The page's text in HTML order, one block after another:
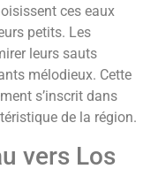
ces eaux
petits. Les
leurs sauts
mélodieux. Cette
s’inscrit dans
de la région.
vers Los